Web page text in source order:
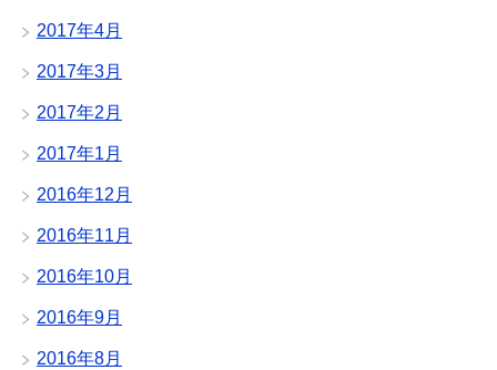
2017年4月
2017年3月
2017年2月
2017年1月
2016年12月
2016年11月
2016年10月
2016年9月
2016年8月